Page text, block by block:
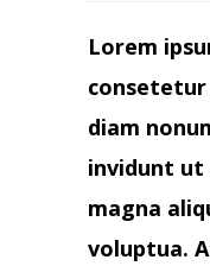
Lorem
consetetur
diam
invidunt
magna
voluptua.